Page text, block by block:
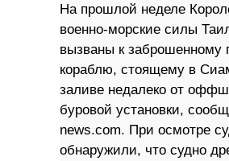
На прошлой неделе
военно-морские силы
вызваны к заброшенному
кораблю, стоящему в
заливе недалеко от
буровой установки,
news.com. При осмотре
обнаружили, что судно